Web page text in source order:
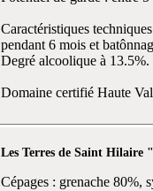
Caractéristiques
pendant 6 mois et
Degré alcoolique à 13.5%.
Domaine certifié Haute
Les Terres de Saint Hilaire
Cépages : grenache 80%,